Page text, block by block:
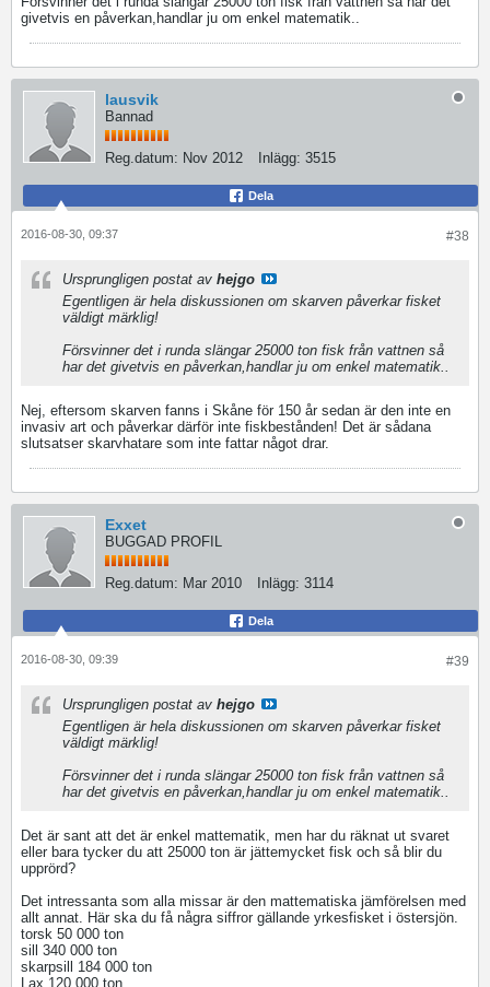
givetvis en påverkan,handlar ju om enkel matematik..
lausvik
Bannad
Reg.datum: Nov 2012 Inlägg: 3515
Dela
#38
2016-08-30, 09:37
Ursprungligen postat av hejgo
Egentligen är hela diskussionen om skarven påverkar fisket
väldigt märklig!
Försvinner det i runda slängar 25000 ton fisk från vattnen så
har det givetvis en påverkan,handlar ju om enkel matematik..
Nej, eftersom skarven fanns i Skåne för 150 år sedan är den inte en
invasiv art och påverkar därför inte fiskbestånden! Det är sådana
slutsatser skarvhatare som inte fattar något drar.
Exxet
BUGGAD PROFIL
Reg.datum: Mar 2010 Inlägg: 3114
Dela
#39
2016-08-30, 09:39
Ursprungligen postat av hejgo
Egentligen är hela diskussionen om skarven påverkar fisket
väldigt märklig!
Försvinner det i runda slängar 25000 ton fisk från vattnen så
har det givetvis en påverkan,handlar ju om enkel matematik..
Det är sant att det är enkel mattematik, men har du räknat ut svaret
eller bara tycker du att 25000 ton är jättemycket fisk och så blir du
upprörd?
Det intressanta som alla missar är den mattematiska jämförelsen med
allt annat. Här ska du få några siffror gällande yrkesfisket i östersjön.
torsk 50 000 ton
sill 340 000 ton
skarpsill 184 000 ton
Lax 120 000 ton